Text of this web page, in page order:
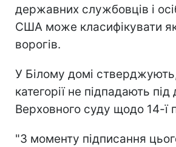
державних службовців і
США може класифікувати
ворогів.
У Білому домі
категорії не підпадають
Верховного суду щодо 14-ї
"З моменту підписання